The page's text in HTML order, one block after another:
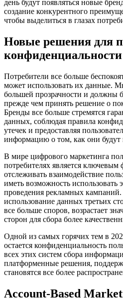
день будут появляться новые
создание конкурентного
чтобы выделиться в глазах
Новые решения для
конфиденциальности
Потребители все больше
может использовать их данные.
большей прозрачности и должны
прежде чем принять решение о
Бренды все больше стремятся
данных, соблюдая правила
утечек и предоставляя
информацию о том, как они будут
В мире цифрового маркетинга
потребителях является
отслеживать взаимодействие
иметь возможность
проведения рекламных кампаний.
использование данных третьих
все больше споров, возрастает
сторон для сбора более
Одной из самых горячих тем в
остается конфиденциальность
всех этих систем сбора
платформенные решения,
становятся все более
Account-Based